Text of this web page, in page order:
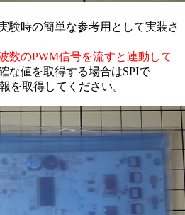
験時の簡単な参考用として実装さ
数のPWM信号を流すと連動して
な値を取得する場合はSPIで
を取得してください。